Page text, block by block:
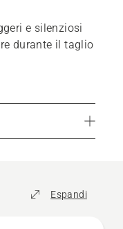
e silenziosi
durante il taglio
Espandi